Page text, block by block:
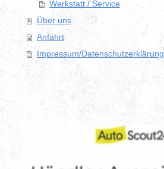
Werkstatt / Service
Über uns
Anfahrt
Impressum/Datenschutzerklärung